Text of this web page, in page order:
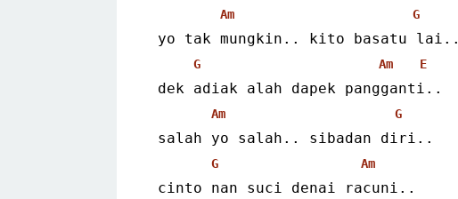
Am G
yo tak mungkin.. kito basatu lai..
G Am E
dek adiak alah dapek pangganti..
Am G
salah yo salah.. sibadan diri..
G Am
cinto nan suci denai racuni..